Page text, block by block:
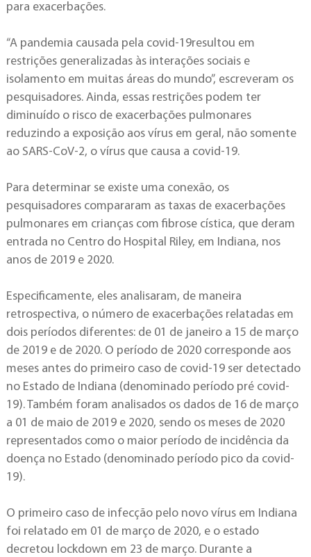
para exacerbações.
“A pandemia causada pela covid-19resultou em
restrições generalizadas às interações sociais e
isolamento em muitas áreas do mundo”, escreveram os
pesquisadores. Ainda, essas restrições podem ter
diminuído o risco de exacerbações pulmonares
reduzindo a exposição aos vírus em geral, não somente
ao SARS-CoV-2, o vírus que causa a covid-19.
Para determinar se existe uma conexão, os
pesquisadores compararam as taxas de exacerbações
pulmonares em crianças com fibrose cística, que deram
entrada no Centro do Hospital Riley, em Indiana, nos
anos de 2019 e 2020.
Especificamente, eles analisaram, de maneira
retrospectiva, o número de exacerbações relatadas em
dois períodos diferentes: de 01 de janeiro a 15 de março
de 2019 e de 2020. O período de 2020 corresponde aos
meses antes do primeiro caso de covid-19 ser detectado
no Estado de Indiana (denominado período pré covid-
19). Também foram analisados os dados de 16 de março
a 01 de maio de 2019 e 2020, sendo os meses de 2020
representados como o maior período de incidência da
doença no Estado (denominado período pico da covid-
19).
O primeiro caso de infecção pelo novo vírus em Indiana
foi relatado em 01 de março de 2020, e o estado
decretou lockdown em 23 de março. Durante a